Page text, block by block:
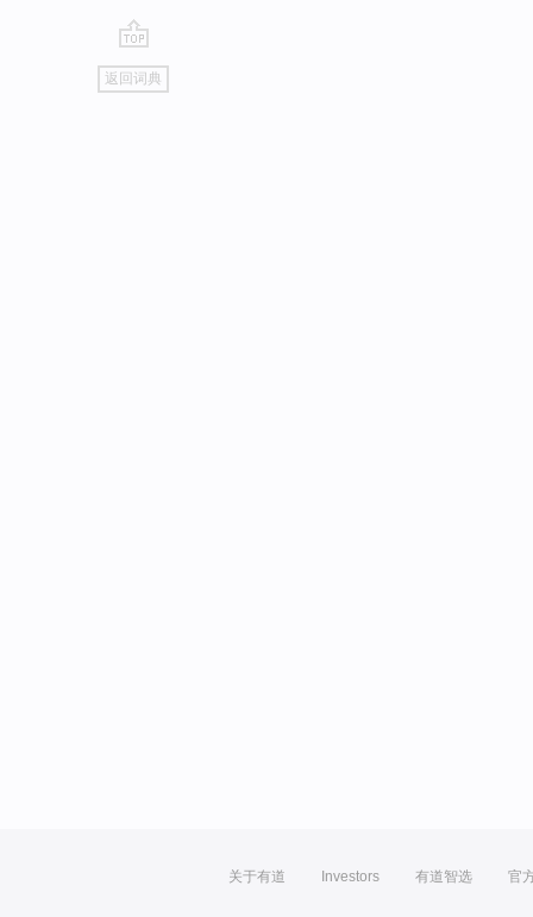
go
top
返回词典
关于有道 Investors 有道智选 官